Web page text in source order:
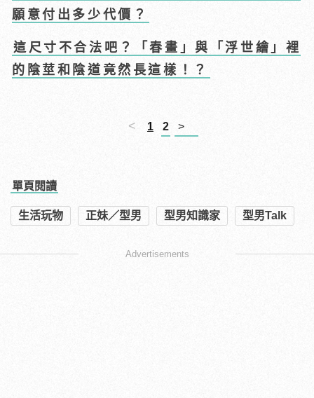
願意付出多少代價？
這尺寸不合法吧？「春畫」與「浮世繪」裡
的陰莖和陰道竟然長這樣！？
< 1 2 >
單頁閱讀
生活玩物 正妹／型男 型男知識家 型男Talk
Advertisements